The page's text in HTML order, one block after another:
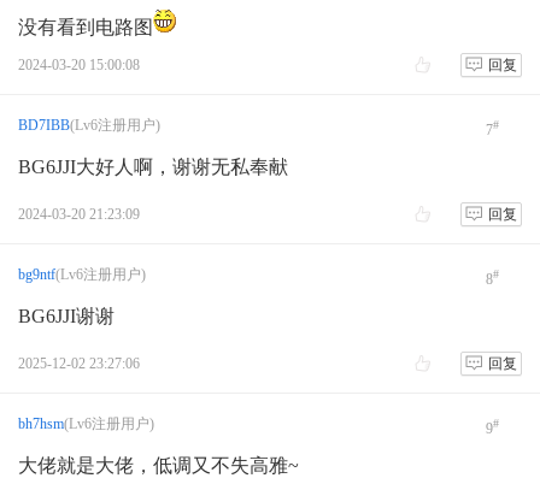
没有看到电路图
2024-03-20 15:00:08 回复
BD7IBB(Lv6注册用户) 7#
BG6JJI大好人啊，谢谢无私奉献
2024-03-20 21:23:09 回复
bg9ntf(Lv6注册用户) 8#
BG6JJI谢谢
2025-12-02 23:27:06 回复
bh7hsm(Lv6注册用户) 9#
大佬就是大佬，低调又不失高雅~